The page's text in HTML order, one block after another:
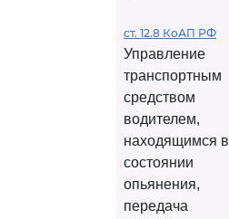
ст. 12.8 КоАП РФ
Управление
транспортным
средством
водителем,
находящимся в
состоянии
опьянения,
передача